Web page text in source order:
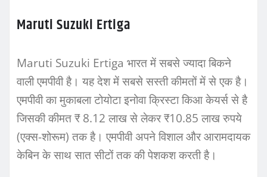
Maruti Suzuki Ertiga
Maruti Suzuki Ertiga भारत में सबसे ज्यादा बिकने
वाली एमपीवी है। यह देश में सबसे सस्ती कीमतों में से एक है।
एमपीवी का मुकाबला टोयोटा इनोवा क्रिस्टा किआ केयर्स से है
जिसकी कीमत ₹ 8.12 लाख से लेकर ₹10.85 लाख रुपये
(एक्स-शोरूम) तक है। एमपीवी अपने विशाल और आरामदायक
केबिन के साथ सात सीटों तक की पेशकश करती है।